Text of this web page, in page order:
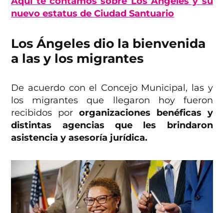
nuevo estatus de Ciudad Santuario
Los Ángeles dio la bienvenida
a las y los migrantes
De acuerdo con el Concejo Municipal, las y
los migrantes que llegaron hoy fueron
recibidos por organizaciones benéficas y
distintas agencias que les brindaron
asistencia y asesoría jurídica.